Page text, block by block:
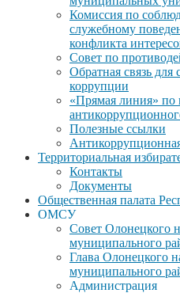
Комиссия по
служебному
конфликта
Совет по
Обратная связь
коррупции
«Прямая линия» по
Полезные ссылки
Территориальная
Контакты
Документы
Общественная палата
ОМСУ
Совет Олонецкого
муниципального
Глава Олонецкого
муниципального
Администрация